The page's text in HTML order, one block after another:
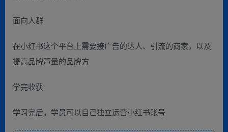
面向人群
在小红书这个平台上需要接广告的达人、引流的商家，以及
提高品牌声量的品牌方
学完收获
学习完后，学员可以自己独立运营小红书账号